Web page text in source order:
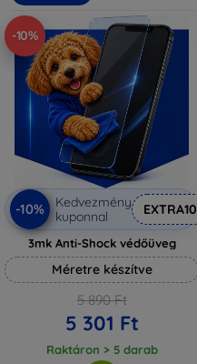
-10%
-10%
Kedvezmény
kuponnal
EXTRA10
3mk Anti-Shock védőüveg
Méretre készítve
5 890 Ft
5 301 Ft
Raktáron > 5 darab